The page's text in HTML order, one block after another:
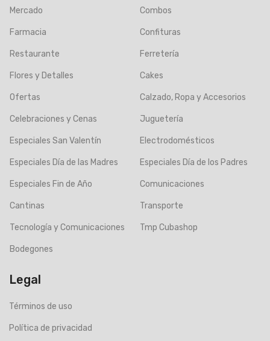
Mercado Combos
Farmacia Confituras
Restaurante Ferretería
Flores y Detalles Cakes
Ofertas Calzado, Ropa y Accesorios
Celebraciones y Cenas Juguetería
Especiales San Valentín Electrodomésticos
Especiales Día de las Madres Especiales Día de los Padres
Especiales Fin de Año Comunicaciones
Cantinas Transporte
Tecnología y Comunicaciones Tmp Cubashop
Bodegones
Legal
Términos de uso
Política de privacidad